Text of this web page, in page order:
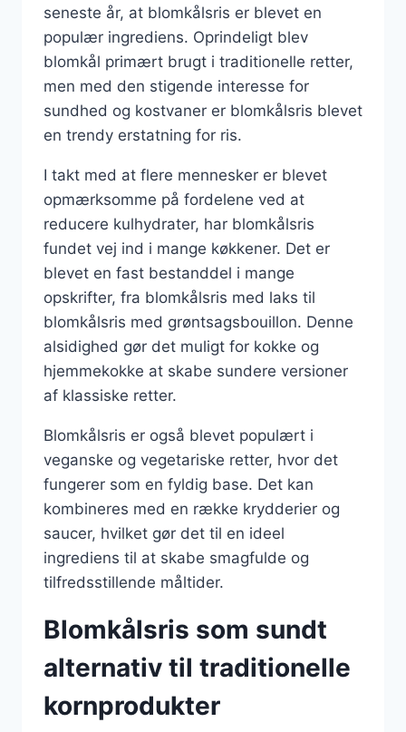
seneste år, at blomkålsris er blevet en
populær ingrediens. Oprindeligt blev
blomkål primært brugt i traditionelle retter,
men med den stigende interesse for
sundhed og kostvaner er blomkålsris blevet
en trendy erstatning for ris.
I takt med at flere mennesker er blevet
opmærksomme på fordelene ved at
reducere kulhydrater, har blomkålsris
fundet vej ind i mange køkkener. Det er
blevet en fast bestanddel i mange
opskrifter, fra blomkålsris med laks til
blomkålsris med grøntsagsbouillon. Denne
alsidighed gør det muligt for kokke og
hjemmekokke at skabe sundere versioner
af klassiske retter.
Blomkålsris er også blevet populært i
veganske og vegetariske retter, hvor det
fungerer som en fyldig base. Det kan
kombineres med en række krydderier og
saucer, hvilket gør det til en ideel
ingrediens til at skabe smagfulde og
tilfredsstillende måltider.
Blomkålsris som sundt
alternativ til traditionelle
kornprodukter